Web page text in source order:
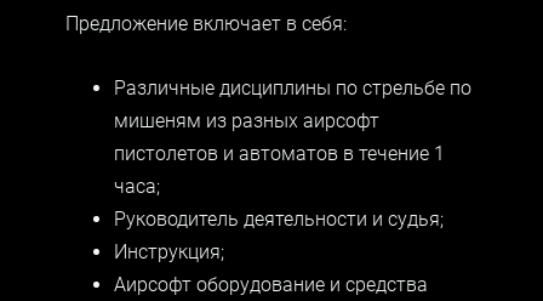
Предложение включает в себя:
Различные дисциплины по стрельбе по
мишеням из разных аирсофт
пистолетов и автоматов в течение 1
часа;
Руководитель деятельности и судья;
Инструкция;
Аирсофтоборудование и средства